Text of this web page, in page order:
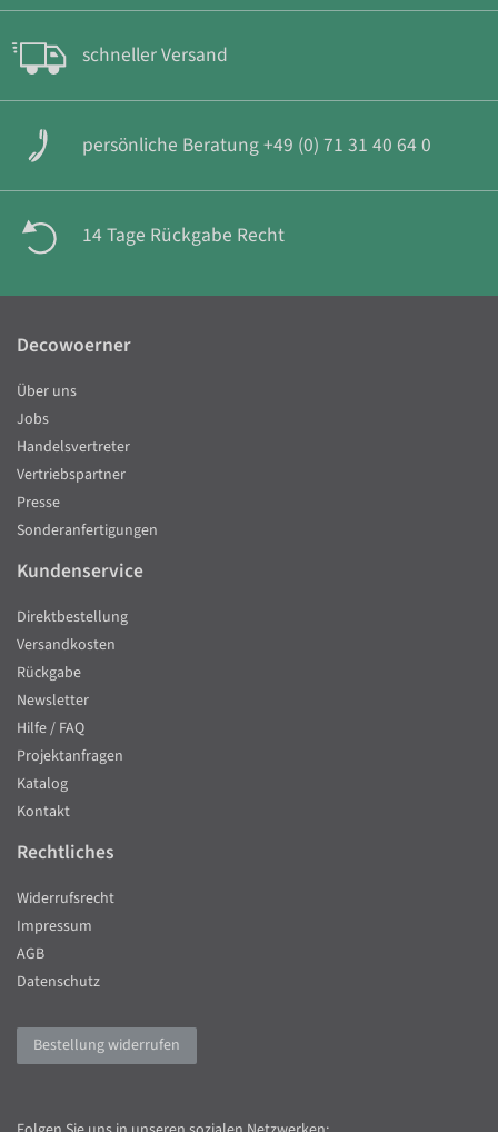
schneller Versand
persönliche Beratung +49 (0) 71 31 40 64 0
14 Tage Rückgabe Recht
Decowoerner
Über uns
Jobs
Handelsvertreter
Vertriebspartner
Presse
Sonderanfertigungen
Kundenservice
Direktbestellung
Versandkosten
Rückgabe
Newsletter
Hilfe / FAQ
Projektanfragen
Katalog
Kontakt
Rechtliches
Widerrufsrecht
Impressum
AGB
Datenschutz
Bestellung widerrufen